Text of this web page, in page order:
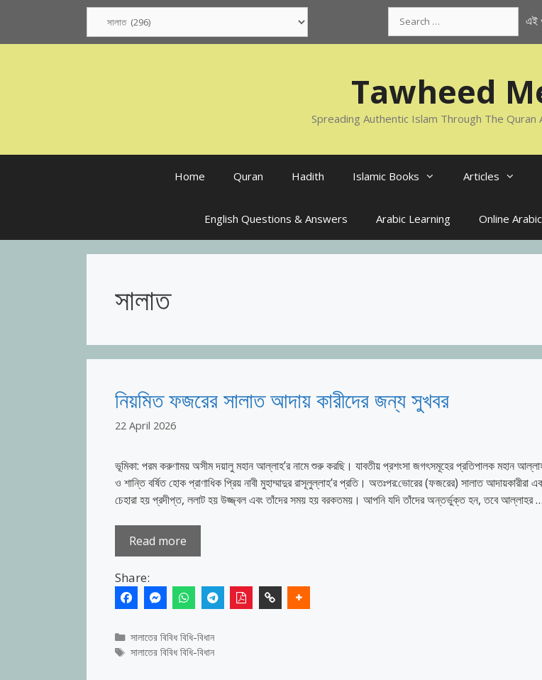
content
for:
এই
Tawheed
Spreading Authentic Islam Through The Quran
Home Quran Hadith Islamic Books Articles
English Questions & Answers Arabic Learning Online
সালাত
নিয়মিত ফজরের সালাত আদায় কারীদের জন্য সুখবর
22 April 2026
ভূমিকা: পরম করুণাময় অসীম দয়ালু মহান আল্লাহ’র নামে শুরু করছি। যাবতীয় প্রশংসা জগৎসমূহের প্রতিপালক মহান
ও শান্তি বর্ষিত হোক প্রাণাধিক প্রিয় নাবী মুহাম্মাদুর রাসূলুল্লাহ’র প্রতি। অতঃপর:ভোরের (ফজরের) সালাত আদায়কারীরা
চেহারা হয় প্রদীপ্ত, ললাট হয় উজ্জ্বল এবং তাঁদের সময় হয় বরকতময়। আপনি যদি তাঁদের অন্তর্ভুক্ত হন, তবে আল্লাহর …
Read more
Share:
Categories
সালাতের বিবিধ বিধি-বিধান
Tags
সালাতের বিবিধ বিধি-বিধান